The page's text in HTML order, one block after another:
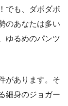
でも、ダボダボ
のあなたは多い
ゆるめのパンツ
があります。そ
細身のジョガー